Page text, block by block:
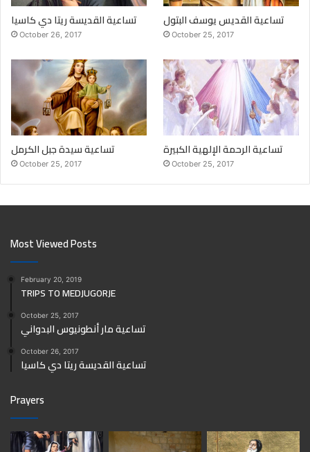
تساعية القديسة ريتا دي كاسيا
October 26, 2017
تساعية القديس يوسف البتول
October 25, 2017
تساعية سيدة جبل الكرمل
October 25, 2017
تساعية الرحمة الإلهية الكبيرة
October 25, 2017
Most Viewed Posts
February 20, 2019
TRIPS TO MEDJUGORJE
October 25, 2017
تساعية مار أنطونيوس البدواني
October 26, 2017
تساعية القديسة ريتا دي كاسيا
Prayers